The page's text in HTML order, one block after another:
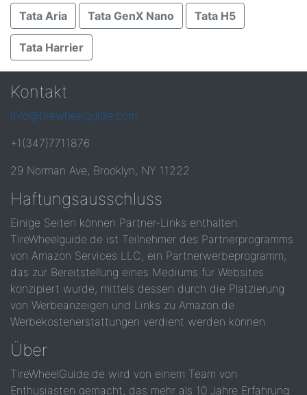
Tata Aria Tata GenX Nano Tata H5
Tata Harrier
Kontakt
info@tirewheelguide.com
+1(347)7711876
29 Norman Ave, Brooklyn, NY 11222
Haftungsausschluss
Einige Seiten können Partner-Links enthalten.
TireWheelguide.de ist Teilnehmer des Partnerprogramms
von Amazon Services LLC, ein Partnerwerbeprogramm,
das zur Bereitstellung eines Mediums für Websites
konzipiert wurde, mittels dessen durch die Platzierung
von Werbeanzeigen und Links zu Amazon.de
Werbekostenerstattungen verdient werden können.
Über
TireWheelGuide.de wird von einem Team von
Enthusiasten gemacht, das mehr als 10 Jahre Erfahrung